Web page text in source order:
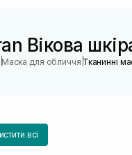
Вікова
|Маска для обличчя |Тканинні
всі